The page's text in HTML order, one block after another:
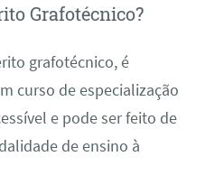
Grafotécnico?
grafotécnico, é
curso de especialização
e pode ser feito de
de ensino à